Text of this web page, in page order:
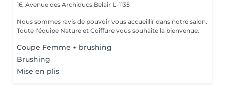
16, Avenue des Archiducs Belair L-1135
Nous sommes ravis de pouvoir vous accueillir dans notre salon.
Toute l'équipe Nature et Coiffure vous souhaite la bienvenue.
Coupe Femme + brushing
Brushing
Mise en plis